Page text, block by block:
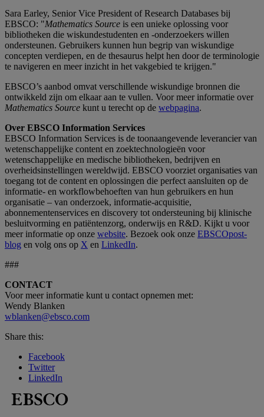
Sara Earley, Senior Vice President of Research Databases bij
EBSCO: "Mathematics Source is een unieke oplossing voor
bibliotheken die wiskundestudenten en -onderzoekers willen
ondersteunen. Gebruikers kunnen hun begrip van wiskundige
concepten verdiepen, en de thesaurus helpt hen door de terminologie
te navigeren en meer inzicht in het vakgebied te krijgen."
EBSCO’s aanbod omvat verschillende wiskundige bronnen die
ontwikkeld zijn om elkaar aan te vullen. Voor meer informatie over
Mathematics Source kunt u terecht op de webpagina.
Over EBSCO Information Services
EBSCO Information Services is de toonaangevende leverancier van
wetenschappelijke content en zoektechnologieën voor
wetenschappelijke en medische bibliotheken, bedrijven en
overheidsinstellingen wereldwijd. EBSCO voorziet organisaties van
toegang tot de content en oplossingen die perfect aansluiten op de
informatie- en workflowbehoeften van hun gebruikers en hun
organisatie – van onderzoek, informatie-acquisitie,
abonnementenservices en discovery tot ondersteuning bij klinische
besluitvorming en patiëntenzorg, onderwijs en R&D. Kijkt u voor
meer informatie op onze website. Bezoek ook onze EBSCOpost-
blog en volg ons op X en LinkedIn.
###
CONTACT
Voor meer informatie kunt u contact opnemen met:
Wendy Blanken
wblanken@ebsco.com
Share this:
Facebook
Twitter
LinkedIn